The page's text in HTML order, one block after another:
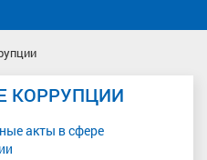
КОРРУПЦИИ
акты в сфере